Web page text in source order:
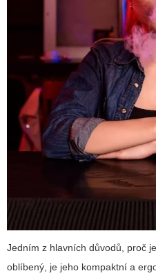
Jedním z hlavních důvodů, proč je
oblíbený, je jeho kompaktní a